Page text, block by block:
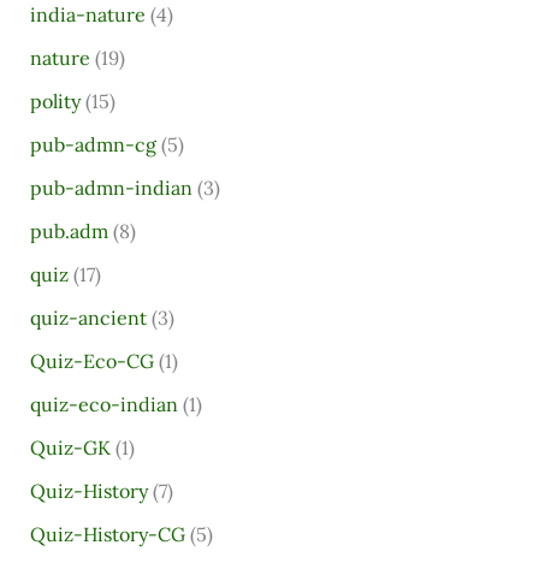
india-nature (4)
nature (19)
polity(15)
pub-admn-cg(5)
pub-admn-indian (3)
pub.adm (8)
quiz(17)
quiz-ancient(3)
Quiz-Eco-CG(1)
quiz-eco-indian (1)
Quiz-GK (1)
Quiz-History(7)
Quiz-History-CG(5)